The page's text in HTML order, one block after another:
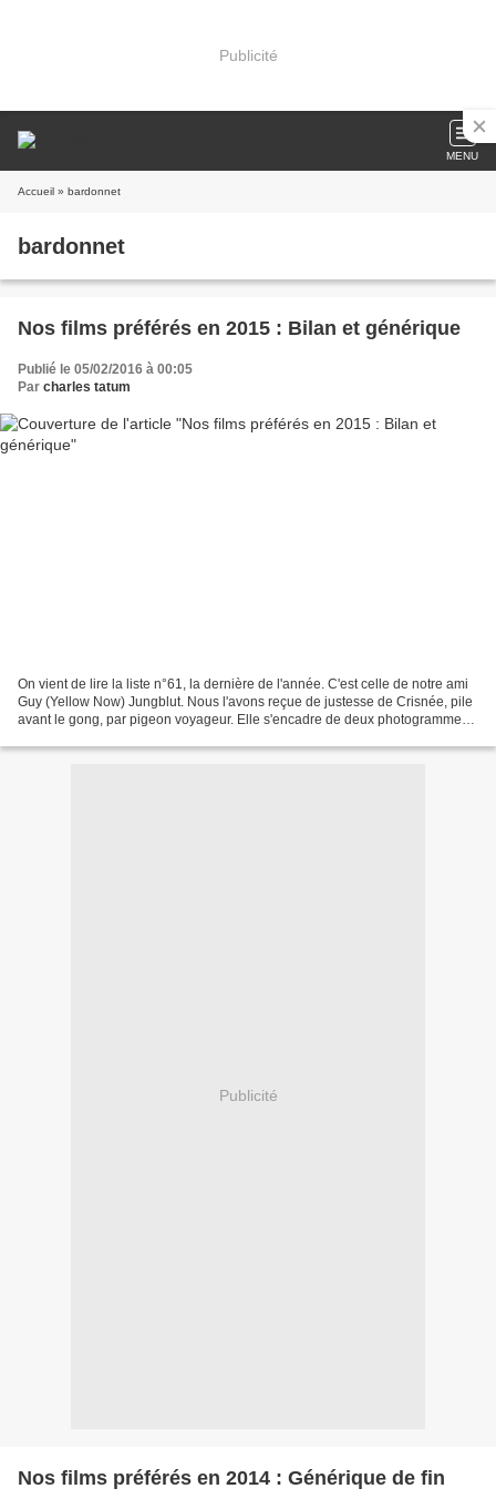
Publicité
MENU
Accueil » bardonnet
bardonnet
Nos films préférés en 2015 : Bilan et générique
Publié le 05/02/2016 à 00:05
Par charles tatum
On vient de lire la liste n°61, la dernière de l'année. C'est celle de notre ami
Guy (Yellow Now) Jungblut. Nous l'avons reçue de justesse de Crisnée, pile
avant le gong, par pigeon voyageur. Elle s'encadre de deux photogrammes
Publicité
Nos films préférés en 2014 : Générique de fin